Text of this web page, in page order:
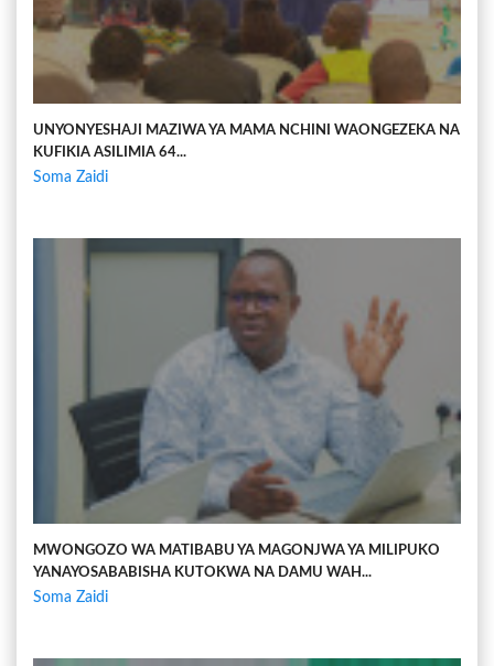
UNYONYESHAJI MAZIWA YA MAMA NCHINI WAONGEZEKA NA
KUFIKIA ASILIMIA 64...
Soma Zaidi
MWONGOZO WA MATIBABU YA MAGONJWA YA MILIPUKO
YANAYOSABABISHA KUTOKWA NA DAMU WAH...
Soma Zaidi